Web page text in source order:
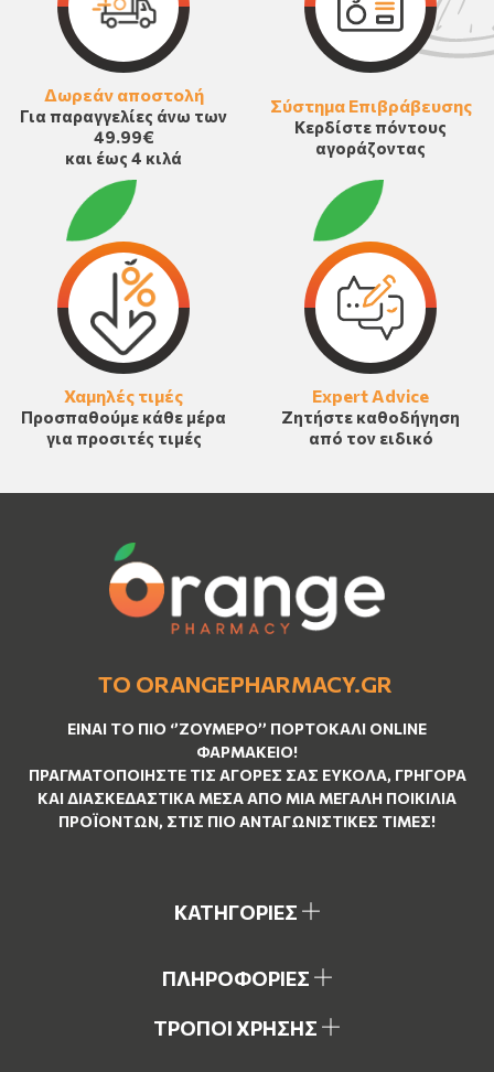
Δωρεάν αποστολή
Για παραγγελίες άνω των
49.99€
και έως 4 κιλά
Σύστημα Επιβράβευσης
Κερδίστε πόντους
αγοράζοντας
Χαμηλές τιμές
Προσπαθούμε κάθε μέρα
για προσιτές τιμές
Expert Advice
Ζητήστε καθοδήγηση
από τον ειδικό
ΤΟ ORANGEPHARMACY.GR
ΕΊΝΑΙ ΤO ΠΙΟ ‘’ΖΟΥΜΕΡΌ’’ ΠΟΡΤΟΚΑΛΊ ΟNLINE
ΦΑΡΜΑΚΕΊΟ!
ΠΡΑΓΜΑΤΟΠΟΙΉΣΤΕ ΤΙΣ ΑΓΟΡΈΣ ΣΑΣ ΕΎΚΟΛΑ, ΓΡΉΓΟΡΑ
ΚΑΙ ΔΙΑΣΚΕΔΑΣΤΙΚΆ ΜΈΣΑ ΑΠΌ ΜΙΑ ΜΕΓΆΛΗ ΠΟΙΚΙΛΊΑ
ΠΡΟΪΌΝΤΩΝ, ΣΤΙΣ ΠΙΟ ΑΝΤΑΓΩΝΙΣΤΙΚΈΣ ΤΙΜΈΣ!
ΚΑΤΗΓΟΡΙΕΣ
ΠΛΗΡΟΦΟΡΙΕΣ
ΤΡΟΠΟΙ ΧΡΗΣΗΣ